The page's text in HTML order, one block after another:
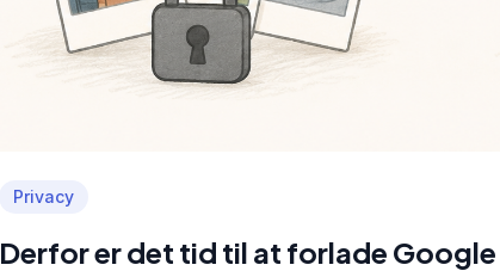
Privacy
Derfor er det tid til at forlade